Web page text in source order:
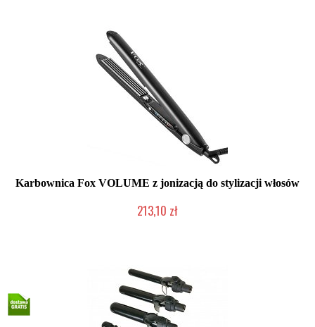
Karbownica Fox VOLUME z jonizacją do stylizacji włosów
213,10 zł